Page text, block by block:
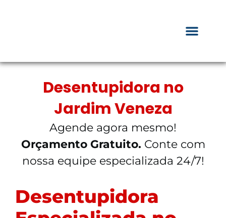
Desentupidora no
Jardim Veneza
Agende agora mesmo!
Orçamento Gratuito. Conte com
nossa equipe especializada 24/7!
Desentupidora